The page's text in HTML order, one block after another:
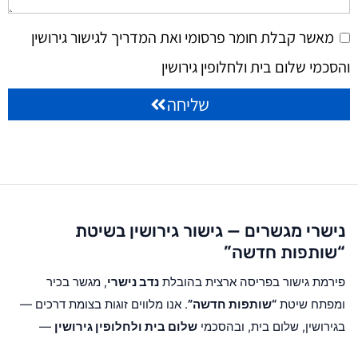
מאשר קבלת חומר פרסומי ואת המדריך לגישור גירושין
והסכמי שלום בית ולחלופין גירושין
שליחה
נישרי מגשרים — גישור גירושין בשיטת
“שותפות חדשה”
פירמת גישור בפריסה ארצית בהובלת נדב נישרי, מגשר בכיר
ומפתח שיטת “שותפות חדשה”. אנו מלווים זוגות בצומת דרכים —
בגירושין, שלום בית, ובהסכמי שלום בית ולחלופין גירושין —